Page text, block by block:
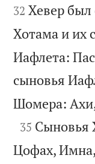
32 Хевер
Хотама и их
Иафлета:
сыновья
Шомера:

35 Сыновья
Цофах,